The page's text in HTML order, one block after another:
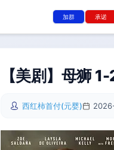
加群 承诺
【美剧】母狮
西红柿首付(元婴)